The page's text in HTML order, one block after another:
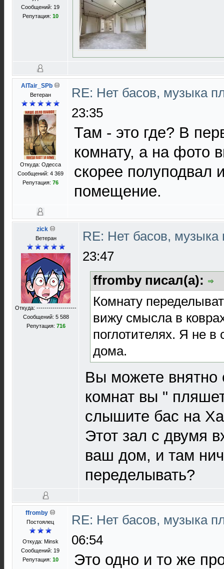
Сообщений: 19
Репутация: 10
AlTair_SPb
Ветеран
Откуда: Одесса
Сообщений: 4 369
Репутация: 76
RE: Нет басов, музыка
23:35
Там - это где? В
комнату, а на фото
скорее полуподвал
помещение.
zick
Ветеран
Откуда: --------------------
Сообщений: 5 588
Репутация: 716
RE: Нет басов, музыка
23:47
ffromby писал(а):
Комнату
вижу смысла в
поглотителях. Я не в
дома.
Вы можете внятно
комнат вы "
слышите бас на
Этот зал с двумя
ваш дом, и там
переделывать?
ffromby
Постоялец
Откуда: Minsk
Сообщений: 19
Репутация: 10
RE: Нет басов, музыка
06:54
Это одно и то же